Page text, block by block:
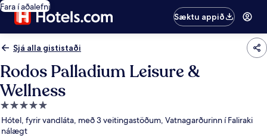
Fara í aðalefni
Sæktu appið
Sjá alla gististaði
Rodos Palladium Leisure &
Wellness
5.0
stjörnu
gististaður
Hótel, fyrir vandláta, með 3 veitingastöðum, Vatnagarðurinn í Faliraki
nálægt